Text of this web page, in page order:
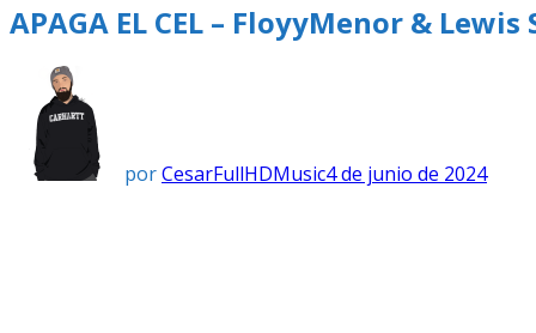
APAGA EL CEL – FloyyMenor & Lewis
porCesarFullHDMusic4 de junio de 2024